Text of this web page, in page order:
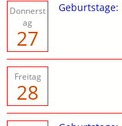
Donnerst
ag
27
Geburtstage:
Freitag
28